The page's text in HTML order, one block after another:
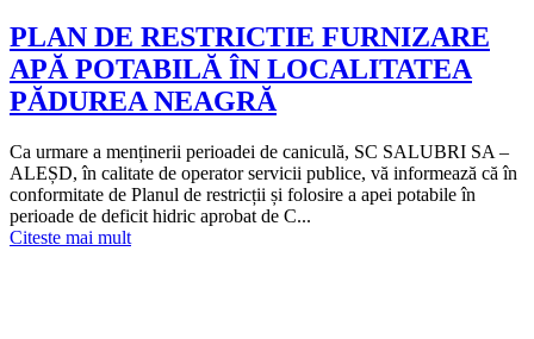
PLAN DE RESTRICTIE FURNIZARE
APĂ POTABILĂ ÎN LOCALITATEA
PĂDUREA NEAGRĂ
Ca urmare a menținerii perioadei de caniculă, SC SALUBRI SA –
ALEȘD, în calitate de operator servicii publice, vă informează că în
conformitate de Planul de restricții și folosire a apei potabile în
perioade de deficit hidric aprobat de C...
Citeste mai mult